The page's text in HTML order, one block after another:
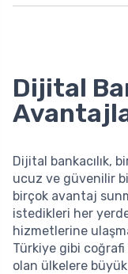
Dijital
Dijital bankacılık,
ucuz ve güvenilir
birçok avantaj
istedikleri her
hizmetlerine
Türkiye gibi coğrafi
olan ülkelere büyük